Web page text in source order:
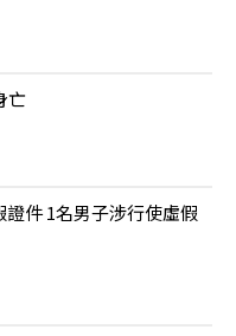
亡
件 1名男子涉行使虛假